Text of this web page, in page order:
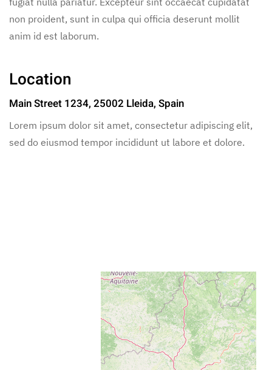
non proident, sunt in culpa qui officia deserunt mollit
anim id est laborum.
Location
Main Street 1234, 25002 Lleida, Spain
Lorem ipsum dolor sit amet, consectetur adipiscing elit,
sed do eiusmod tempor incididunt ut labore et dolore.